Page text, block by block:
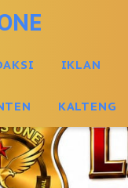
IKLAN
KALTENG